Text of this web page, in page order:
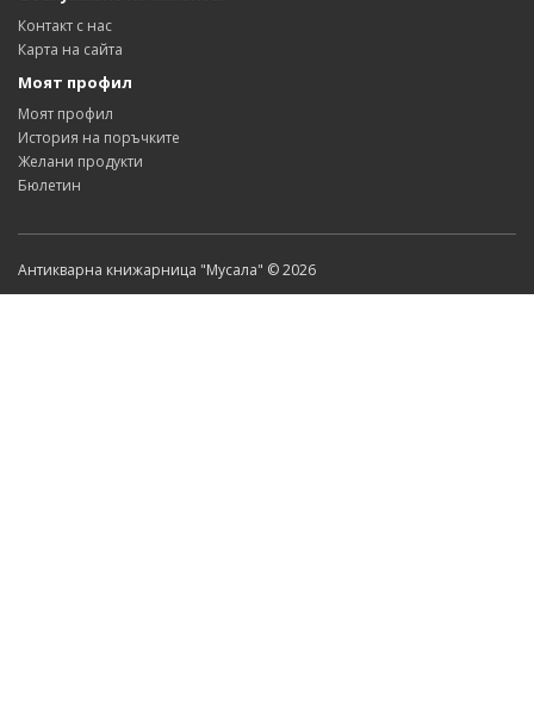
Контакт с нас
Карта на сайта
Моят профил
Моят профил
История на поръчките
Желани продукти
Бюлетин
Антикварна книжарница "Мусала" © 2026